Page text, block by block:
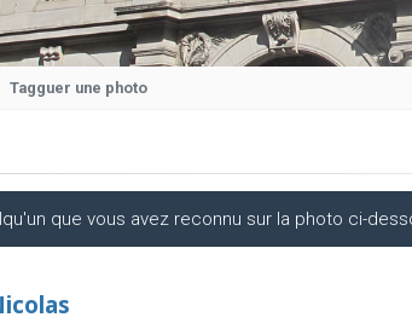
Tagguer une photo
que vous avez reconnu sur la photo ci-